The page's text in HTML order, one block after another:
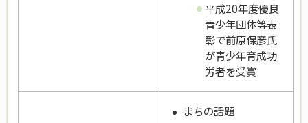
平成20年度優良
青少年団体等表
彰で前原保彦氏
が青少年育成功
労者を受賞
まちの話題